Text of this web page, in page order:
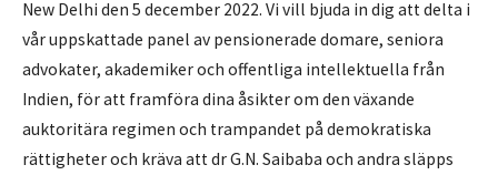
New Delhi den 5 december 2022. Vi vill bjuda in dig att delta i
vår uppskattade panel av pensionerade domare, seniora
advokater, akademiker och offentliga intellektuella från
Indien, för att framföra dina åsikter om den växande
auktoritära regimen och trampandet på demokratiska
rättigheter och kräva att dr G.N. Saibaba och andra släpps